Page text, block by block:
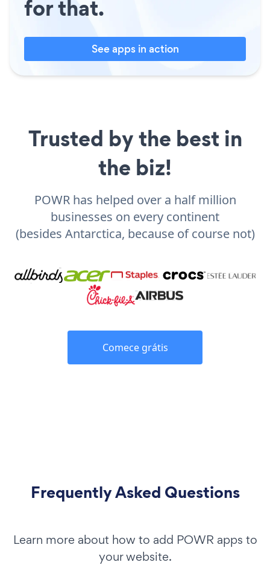
for that.
See apps in action
Trusted by the best in
the biz!
POWR has helped over a half million
businesses on every continent
(besides Antarctica, because of course not)
Comece grátis
Frequently Asked Questions
Learn more about how to add POWR apps to
your website.